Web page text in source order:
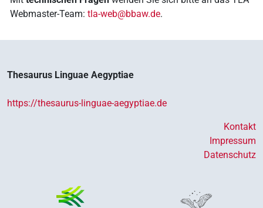
Webmaster-Team: tla-web@bbaw.de.
Thesaurus Linguae Aegyptiae
https://thesaurus-linguae-aegyptiae.de
Kontakt
Impressum
Datenschutz